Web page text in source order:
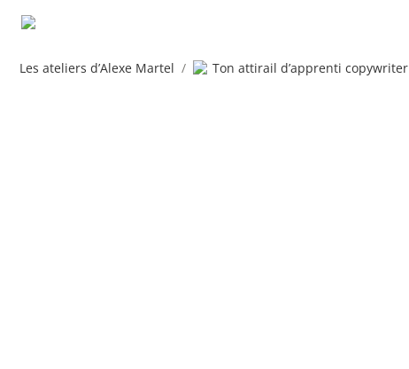
Les ateliers d’Alexe Martel / Ton attirail d’apprenti copywriter